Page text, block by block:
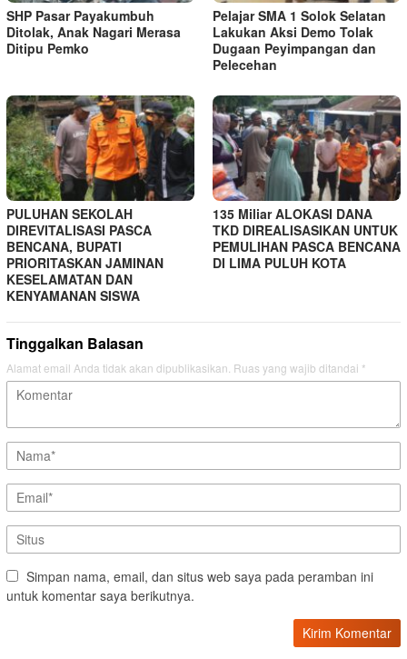
SHP Pasar Payakumbuh
Ditolak, Anak Nagari Merasa
Ditipu Pemko
Pelajar SMA 1 Solok Selatan
Lakukan Aksi Demo Tolak
Dugaan Peyimpangan dan
Pelecehan
PULUHAN SEKOLAH
DIREVITALISASI PASCA
BENCANA, BUPATI
PRIORITASKAN JAMINAN
KESELAMATAN DAN
KENYAMANAN SISWA
135 Miliar ALOKASI DANA
TKD DIREALISASIKAN UNTUK
PEMULIHAN PASCA BENCANA
DI LIMA PULUH KOTA
Tinggalkan Balasan
Alamat email Anda tidak akan dipublikasikan. Ruas yang wajib ditandai *
Simpan nama, email, dan situs web saya pada peramban ini
untuk komentar saya berikutnya.